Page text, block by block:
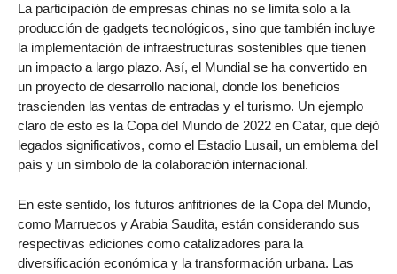
La participación de empresas chinas no se limita solo a la
producción de gadgets tecnológicos, sino que también incluye
la implementación de infraestructuras sostenibles que tienen
un impacto a largo plazo. Así, el Mundial se ha convertido en
un proyecto de desarrollo nacional, donde los beneficios
trascienden las ventas de entradas y el turismo. Un ejemplo
claro de esto es la Copa del Mundo de 2022 en Catar, que dejó
legados significativos, como el Estadio Lusail, un emblema del
país y un símbolo de la colaboración internacional.
En este sentido, los futuros anfitriones de la Copa del Mundo,
como Marruecos y Arabia Saudita, están considerando sus
respectivas ediciones como catalizadores para la
diversificación económica y la transformación urbana. Las